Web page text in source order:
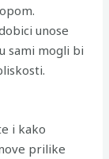
unose
sami mogli bi
i kako
prilike